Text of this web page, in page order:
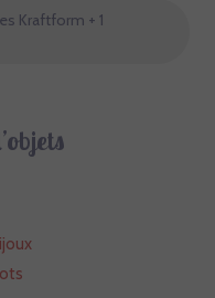
Kraftform + 1